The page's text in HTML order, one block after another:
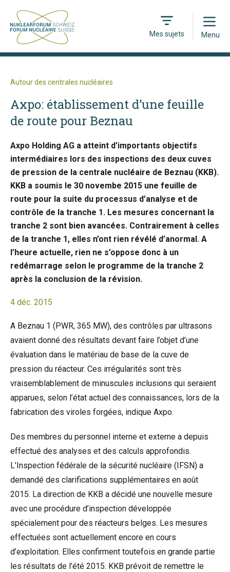
Mes sujets
Open
Menu
Autour des centrales nucléaires
Axpo: établissement d’une feuille
de route pour Beznau
Axpo Holding AG a atteint d’importants objectifs
intermédiaires lors des inspections des deux cuves
de pression de la centrale nucléaire de Beznau (KKB).
KKB a soumis le 30 novembe 2015 une feuille de
route pour la suite du processus d’analyse et de
contrôle de la tranche 1. Les mesures concernant la
tranche 2 sont bien avancées. Contrairement à celles
de la tranche 1, elles n’ont rien révélé d’anormal. A
l’heure actuelle, rien ne s’oppose donc à un
redémarrage selon le programme de la tranche 2
après la conclusion de la révision.
4 déc. 2015
A Beznau 1 (PWR, 365 MW), des contrôles par ultrasons
avaient donné des résultats devant faire l’objet d’une
évaluation dans le matériau de base de la cuve de
pression du réacteur. Ces irrégularités sont très
vraisemblablement de minuscules inclusions qui seraient
apparues, selon l’état actuel des connaissances, lors de la
fabrication des viroles forgées, indique Axpo.
Des membres du personnel interne et externe a depuis
effectué des analyses et des calculs approfondis.
L’Inspection fédérale de la sécurité nucléaire (IFSN) a
demandé des clarifications supplémentaires en août
2015. La direction de KKB a décidé une nouvelle mesure
avec une procédure d’inspection développée
spécialement pour des réacteurs belges. Les mesures
effectuées sont actuellement encore en cours
d’exploitation. Elles confirment toutefois en grande partie
les résultats de l’été 2015. KKB prévoit de remettre le